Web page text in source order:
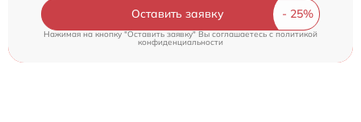
Оставить заявку
Нажимая на кнопку "Оставить заявку" Вы соглашаетесь c политикой
конфиденциальности